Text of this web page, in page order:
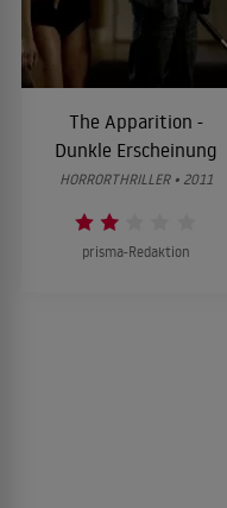
The Apparition -
Dunkle Erscheinung
HORRORTHRILLER • 2011
prisma-Redaktion